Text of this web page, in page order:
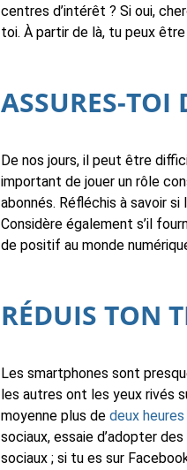
centres d’intérêt ? Si oui,
toi. À partir de là, tu peux
ASSURES-TOI
De nos jours, il peut être
important de jouer un rôle
abonnés. Réfléchis à savoir si
Considère également s’il
de positif au monde
RÉDUIS TON
Les smartphones sont
les autres ont les yeux rivés
moyenne plus de deux
sociaux, essaie d’adopter
sociaux ; si tu es sur